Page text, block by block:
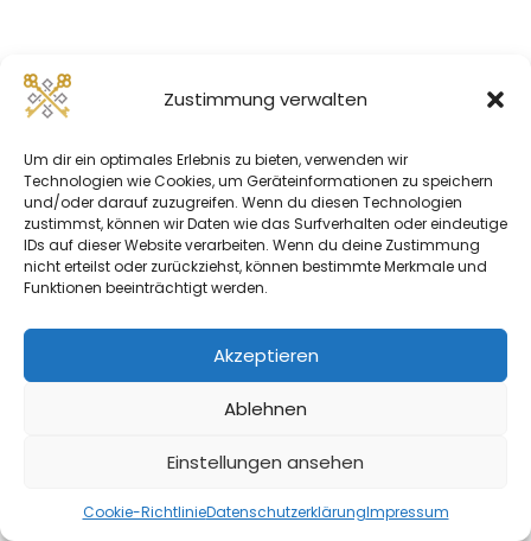
Zustimmung verwalten
Um dir ein optimales Erlebnis zu bieten, verwenden wir
Technologien wie Cookies, um Geräteinformationen zu speichern
und/oder darauf zuzugreifen. Wenn du diesen Technologien
zustimmst, können wir Daten wie das Surfverhalten oder eindeutige
IDs auf dieser Website verarbeiten. Wenn du deine Zustimmung
nicht erteilst oder zurückziehst, können bestimmte Merkmale und
Funktionen beeinträchtigt werden.
Akzeptieren
Ablehnen
Einstellungen ansehen
Cookie-RichtlinieDatenschutzerklärungImpressum